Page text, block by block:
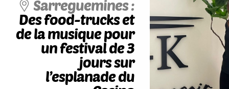
Sarreguemines :
Des food-trucks et
de la musique pour
un festival de 3
jours sur
l’esplanade du